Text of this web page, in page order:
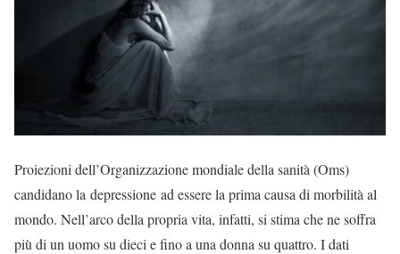
Proiezioni dell’Organizzazione mondiale della sanità (Oms)
candidano la depressione ad essere la prima causa di morbilità al
mondo. Nell’arco della propria vita, infatti, si stima che ne soffra
più di un uomo su dieci e fino a una donna su quattro. I dati